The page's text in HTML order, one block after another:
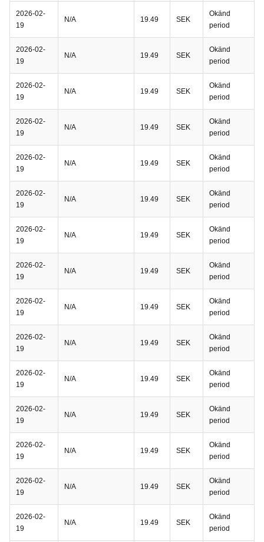
2026-02-
19
N/A 19.49 SEK
Okänd
period
2026-02-
19
N/A 19.49 SEK
Okänd
period
2026-02-
19
N/A 19.49 SEK
Okänd
period
2026-02-
19
N/A 19.49 SEK
Okänd
period
2026-02-
19
N/A 19.49 SEK
Okänd
period
2026-02-
19
N/A 19.49 SEK
Okänd
period
2026-02-
19
N/A 19.49 SEK
Okänd
period
2026-02-
19
N/A 19.49 SEK
Okänd
period
2026-02-
19
N/A 19.49 SEK
Okänd
period
2026-02-
19
N/A 19.49 SEK
Okänd
period
2026-02-
19
N/A 19.49 SEK
Okänd
period
2026-02-
19
N/A 19.49 SEK
Okänd
period
2026-02-
19
N/A 19.49 SEK
Okänd
period
2026-02-
19
N/A 19.49 SEK
Okänd
period
2026-02-
19
N/A 19.49 SEK
Okänd
period